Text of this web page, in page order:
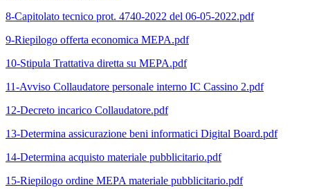
8-Capitolato tecnico prot. 4740-2022 del 06-05-2022.pdf
9-Riepilogo offerta economica MEPA.pdf
10-Stipula Trattativa diretta su MEPA.pdf
11-Avviso Collaudatore personale interno IC Cassino 2.pdf
12-Decreto incarico Collaudatore.pdf
13-Determina assicurazione beni informatici Digital Board.pdf
14-Determina acquisto materiale pubblicitario.pdf
15-Riepilogo ordine MEPA materiale pubblicitario.pdf